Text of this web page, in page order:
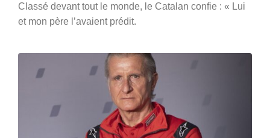
Classé devant tout le monde, le Catalan confie : « Lui
et mon père l’avaient prédit.